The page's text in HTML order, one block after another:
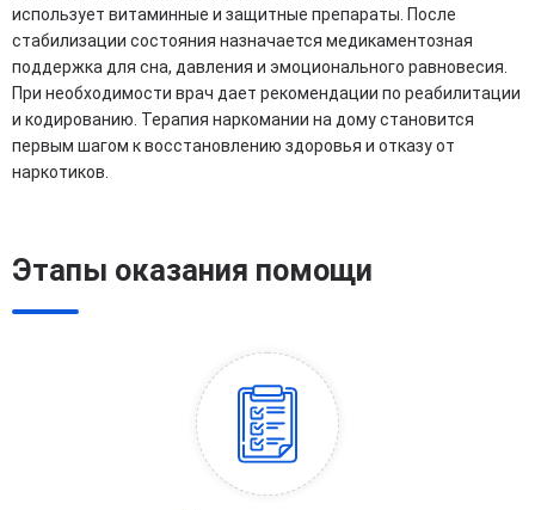
использует витаминные и защитные препараты. После
стабилизации состояния назначается медикаментозная
поддержка для сна, давления и эмоционального равновесия.
При необходимости врач дает рекомендации по реабилитации
и кодированию. Терапия наркомании на дому становится
первым шагом к восстановлению здоровья и отказу от
наркотиков.
Этапы оказания помощи